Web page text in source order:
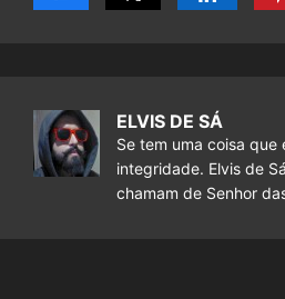
ELVIS DE SÁ
Se tem uma coisa que
integridade. Elvis de
chamam de Senhor